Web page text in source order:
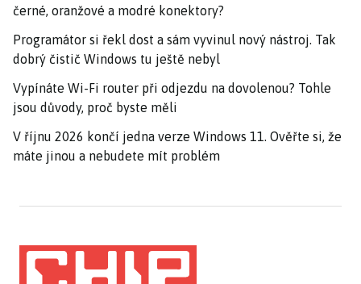
černé, oranžové a modré konektory?
Programátor si řekl dost a sám vyvinul nový nástroj. Tak
dobrý čistič Windows tu ještě nebyl
Vypínáte Wi-Fi router při odjezdu na dovolenou? Tohle
jsou důvody, proč byste měli
V říjnu 2026 končí jedna verze Windows 11. Ověřte si, že
máte jinou a nebudete mít problém